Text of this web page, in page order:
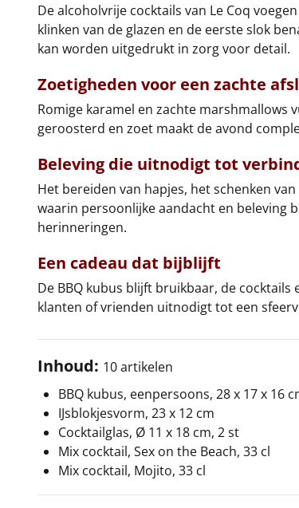
De alcoholvrije cocktails van Le Coq
klinken van de glazen en de eerste slok
kan worden uitgedrukt in zorg voor detail.
Zoetigheden voor een zachte
Romige karamel en zachte marshmallows
geroosterd en zoet maakt de avond
Beleving die uitnodigt tot
Het bereiden van hapjes, het schenken
waarin persoonlijke aandacht en beleving
herinneringen.
Een cadeau dat bijblijft
De BBQ kubus blijft bruikbaar, de
klanten of vrienden uitnodigt tot een
Inhoud: 10 artikelen
BBQ kubus, eenpersoons, 28 x 17 x 16
IJsblokjesvorm, 23 x 12 cm
Cocktailglas, Ø 11 x 18 cm, 2 st
Mix cocktail, Sex on the Beach, 33 cl
Mix cocktail, Mojito, 33 cl